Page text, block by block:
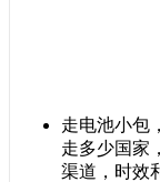
走电池小包
走多少国家
渠道，时效